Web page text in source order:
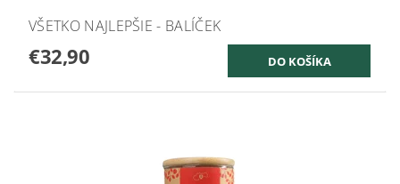
VŠETKO NAJLEPŠIE - BALÍČEK
€32,90